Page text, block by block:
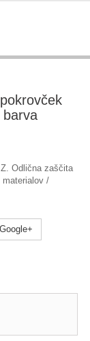
barva
Odlična zaščita
materialov /
Google+